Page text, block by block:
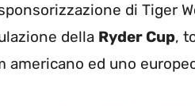
di Tiger
della Ryder Cup,
americano ed uno